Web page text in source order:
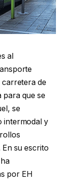
al
carretera de
para que se
se
intermodal y
su escrito
por EH